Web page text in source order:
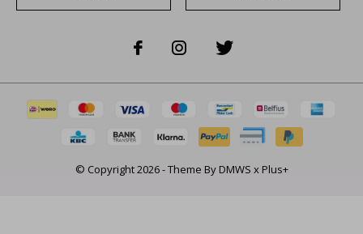
© Copyright2026- Theme ByDMWS xPlus+